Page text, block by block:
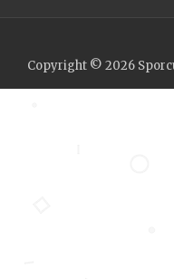
Copyright © 2026